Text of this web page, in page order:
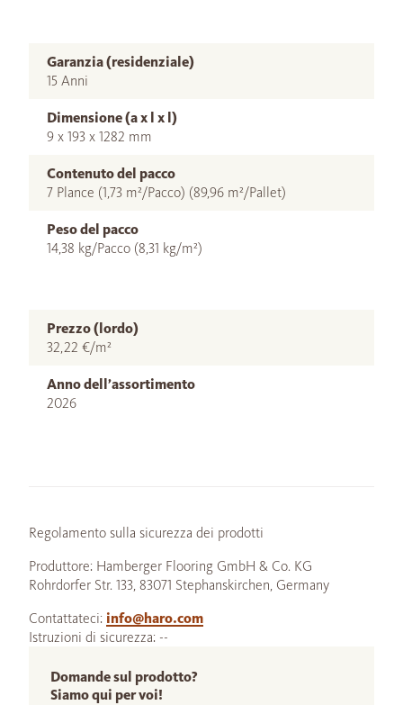
Garanzia (residenziale)
15 Anni
Dimensione (a x l x l)
9 x 193 x 1282 mm
Contenuto del pacco
7 Plance (1,73 m²/Pacco) (89,96 m²/Pallet)
Peso del pacco
14,38 kg/Pacco (8,31 kg/m²)
Prezzo (lordo)
32,22 €/m²
Anno dell’assortimento
2026
Regolamento sulla sicurezza dei prodotti
Produttore: Hamberger Flooring GmbH & Co. KG
Rohrdorfer Str. 133, 83071 Stephanskirchen, Germany
Contattateci: info@haro.com
Istruzioni di sicurezza: --
Domande sul prodotto?
Siamo qui per voi!